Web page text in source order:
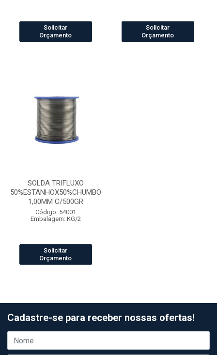
Solicitar
Orçamento
Solicitar
Orçamento
SOLDA TRIFLUXO
50%ESTANHOX50%CHUMBO
1,00MM C/500GR
Código: 54001
Embalagem: KG/2
Solicitar
Orçamento
Cadastre-se para receber nossas ofertas!